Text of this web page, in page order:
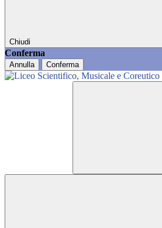
Chiudi
Conferma
Annulla Conferma